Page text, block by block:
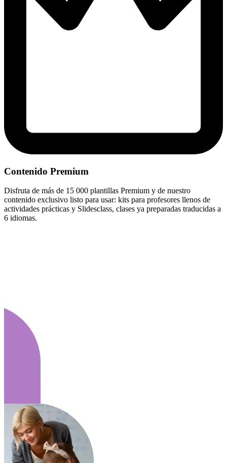
Contenido Premium
Disfruta de más de 15 000 plantillas Premium y de nuestro
contenido exclusivo listo para usar: kits para profesores llenos de
actividades prácticas y Slidesclass, clases ya preparadas traducidas a
6 idiomas.